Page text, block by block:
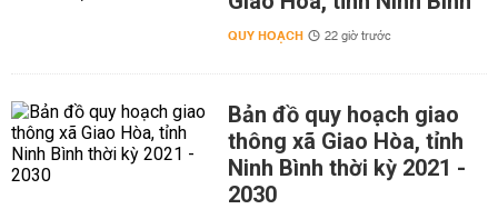
QUY HOẠCH 22 giờ trước
Bản đồ quy hoạch giao
thông xã Giao Hòa, tỉnh
Ninh Bình thời kỳ 2021 -
2030